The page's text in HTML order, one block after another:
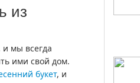
из
и мы всегда
ими свой дом.
букет, и